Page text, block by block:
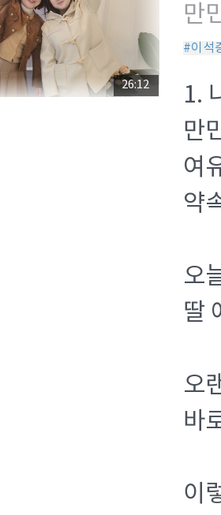
26:12
만
#이석
1.
만
여
약
오
딸
오
바
이